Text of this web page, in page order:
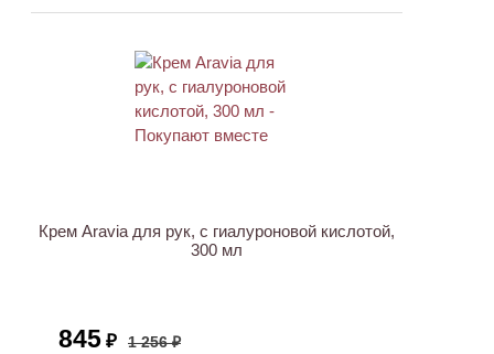
Крем Aravia для рук, с гиалуроновой кислотой,
300 мл
845 ₽ 1 256 ₽